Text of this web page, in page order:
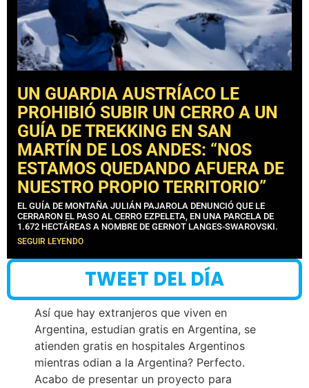
UN GUARDIA AUSTRÍACO LE
PROHIBIÓ SUBIR UN CERRO A UN
GUÍA DE TREKKING EN SAN
MARTÍN DE LOS ANDES: “NOS
ESTAMOS QUEDANDO AFUERA DE
NUESTRO PROPIO TERRITORIO”
EL GUÍA DE MONTAÑA JULIÁN PAJAROLA DENUNCIÓ QUE LE
CERRARON EL PASO AL CERRO EZPELETA, EN UNA PARCELA DE
1.672 HECTÁREAS A NOMBRE DE GERNOT LANGES-SWAROVSKI.
SEGUIR LEYENDO
TWEET DEL DÍA
Así que hay extranjeros que viven en
Argentina, estudian gratis en Argentina, se
atienden gratis en hospitales Argentinos
mientras odian a la Argentina? Perfecto.
Acabo de presentar un proyecto para